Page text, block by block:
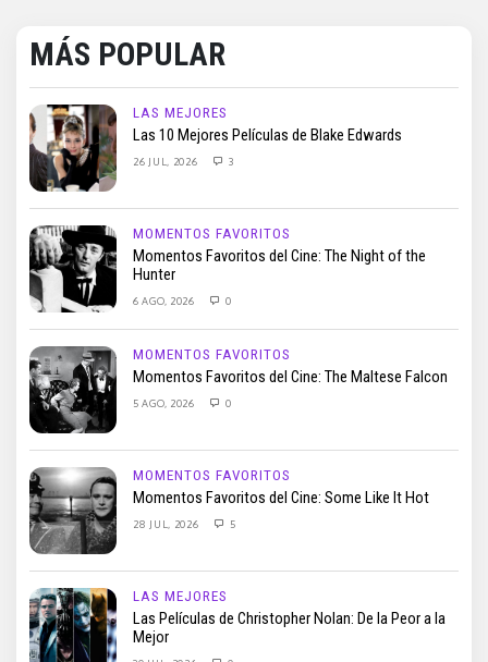
MÁS POPULAR
LAS MEJORES
Las 10 Mejores Películas de Blake Edwards
26 JUL, 2026 3
MOMENTOS FAVORITOS
Momentos Favoritos del Cine: The Night of the
Hunter
6 AGO, 2026 0
MOMENTOS FAVORITOS
Momentos Favoritos del Cine: The Maltese Falcon
5 AGO, 2026 0
MOMENTOS FAVORITOS
Momentos Favoritos del Cine: Some Like It Hot
28 JUL, 2026 5
LAS MEJORES
Las Películas de Christopher Nolan: De la Peor a la
Mejor